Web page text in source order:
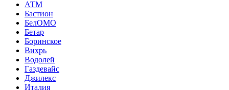
АТМ
Бастион
БелОМО
Бетар
Боринское
Вихрь
Водолей
Газдевайс
Джилекс
Италия